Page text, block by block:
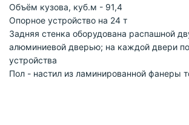
Объём кузова, куб.м - 91,4
Опорное устройство на 24 т
Задняя стенка оборудована распашной
алюминиевой дверью; на каждой двери
устройства
Пол - настил из ламинированной фанеры